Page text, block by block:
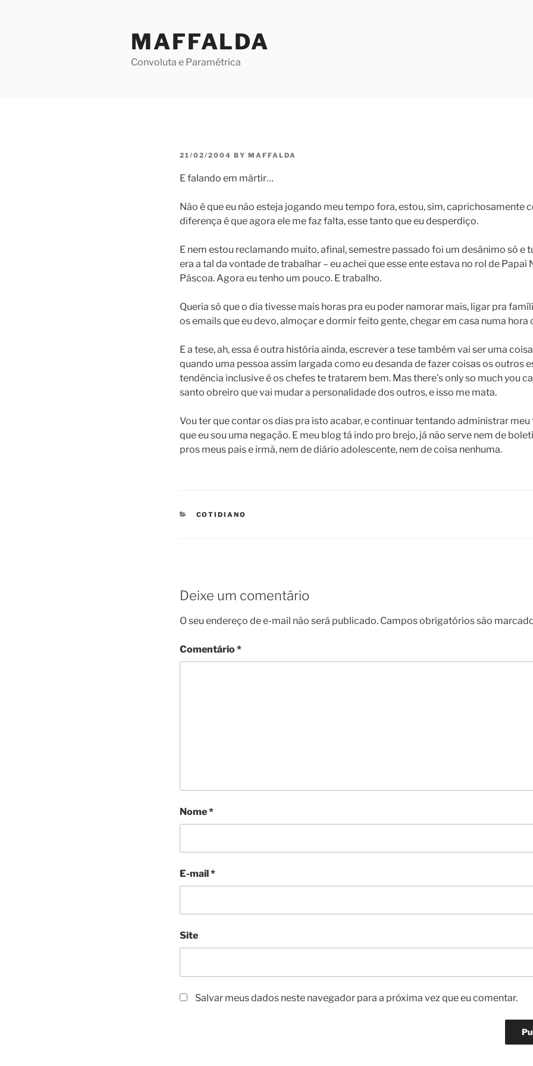
MAFFALDA
Convoluta e Paramétrica
POSTED
21/02/2004 BY MAFFALDA
E falando em mártir…
Não é que eu não esteja jogando meu tempo fora, estou, sim, caprichosamente
diferença é que agora ele me faz falta, esse tanto que eu desperdiço.
E nem estou reclamando muito, afinal, semestre passado foi um desânimo só e
era a tal da vontade de trabalhar – eu achei que esse ente estava no rol de Papai
Páscoa. Agora eu tenho um pouco. E trabalho.
Queria só que o dia tivesse mais horas pra eu poder namorar mais, ligar pra
os emails que eu devo, almoçar e dormir feito gente, chegar em casa numa hora
E a tese, ah, essa é outra história ainda, escrever a tese também vai ser uma
quando uma pessoa assim largada como eu desanda de fazer coisas os outros
tendência inclusive é os chefes te tratarem bem. Mas there’s only so much you
santo obreiro que vai mudar a personalidade dos outros, e isso me mata.
Vou ter que contar os dias pra isto acabar, e continuar tentando administrar
que eu sou uma negação. E meu blog tá indo pro brejo, já não serve nem de
pros meus pais e irmã, nem de diário adolescente, nem de coisa nenhuma.
CATEGORIES
COTIDIANO
Deixe um comentário
O seu endereço de e-mail não será publicado. Campos obrigatórios são
Comentário*
Nome*
E-mail*
Site
Salvar meus dados neste navegador para a próxima vez que eu comentar.